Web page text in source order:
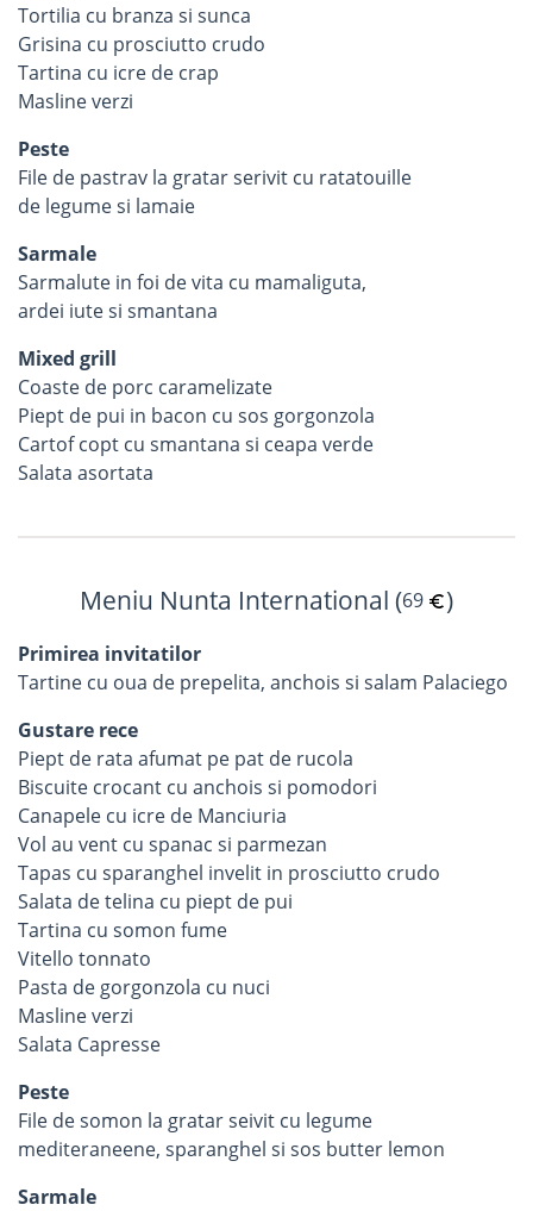
Tortilia cu branza si sunca
Grisina cu prosciutto crudo
Tartina cu icre de crap
Masline verzi
Peste
File de pastrav la gratar serivit cu ratatouille
de legume si lamaie
Sarmale
Sarmalute in foi de vita cu mamaliguta,
ardei iute si smantana
Mixed grill
Coaste de porc caramelizate
Piept de pui in bacon cu sos gorgonzola
Cartof copt cu smantana si ceapa verde
Salata asortata
Meniu Nunta International (69 )
Primirea invitatilor
Tartine cu oua de prepelita, anchois si salam Palaciego
Gustare rece
Piept de rata afumat pe pat de rucola
Biscuite crocant cu anchois si pomodori
Canapele cu icre de Manciuria
Vol au vent cu spanac si parmezan
Tapas cu sparanghel invelit in prosciutto crudo
Salata de telina cu piept de pui
Tartina cu somon fume
Vitello tonnato
Pasta de gorgonzola cu nuci
Masline verzi
Salata Capresse
Peste
File de somon la gratar seivit cu legume
mediteraneene, sparanghel si sos butter lemon
Sarmale